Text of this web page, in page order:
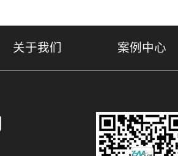
关于我们 案例中心